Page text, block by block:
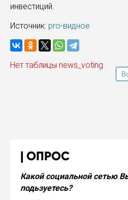
инвестиций.
Источник: pro-видное
Нет таблицы news_voting
ОПРОС
Какой социальной сетью
подьзуетесь?